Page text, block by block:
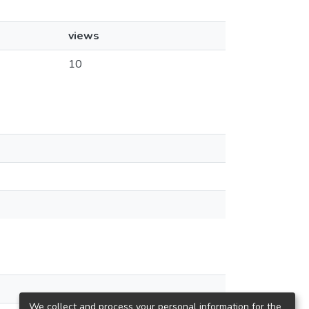
views
10